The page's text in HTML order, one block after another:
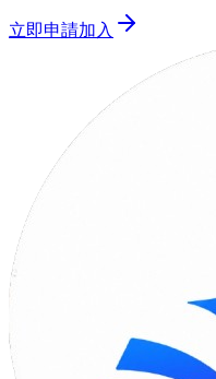
立即申請加入